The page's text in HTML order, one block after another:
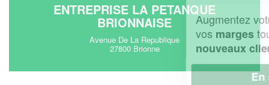
ENTREPRISE LA PETANQUE
BRIONNAISE
Avenue De La Republique
27800 Brionne
Augmentez votrechiffre d'affaireset
vos
marges
tout en gagnant de
nouveaux clients!
En savoir plus